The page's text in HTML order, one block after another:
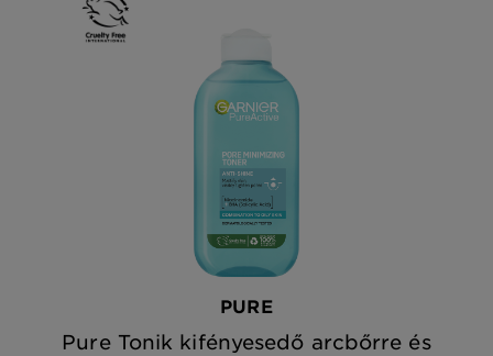
PURE
Pure Tonik kifényesedő arcbőrre és